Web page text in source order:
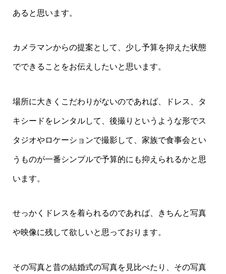
あると思います。
カメラマンからの提案として、少し予算を抑えた状態
でできることをお伝えしたいと思います。
場所に大きくこだわりがないのであれば、ドレス、タ
キシードをレンタルして、後撮りというような形でス
タジオやロケーションで撮影して、家族で食事会とい
うものが一番シンプルで予算的にも抑えられるかと思
います。
せっかくドレスを着られるのであれば、きちんと写真
や映像に残して欲しいと思っております。
その写真と昔の結婚式の写真を見比べたり、その写真